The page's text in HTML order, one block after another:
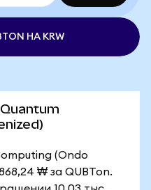
НА KRW
Quantum
(Ondo
₩ за QUBTon.